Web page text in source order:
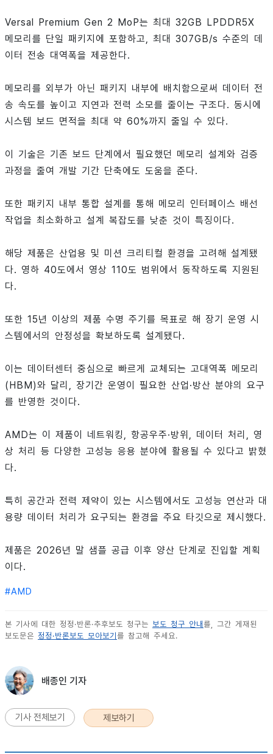
Versal Premium Gen 2 MoP는 최대 32GB LPDDR5X
메모리를 단일 패키지에 포함하고, 최대 307GB/s 수준의 데
이터 전송 대역폭을 제공한다.
메모리를 외부가 아닌 패키지 내부에 배치함으로써 데이터 전
송 속도를 높이고 지연과 전력 소모를 줄이는 구조다. 동시에
시스템 보드 면적을 최대 약 60%까지 줄일 수 있다.
이 기술은 기존 보드 단계에서 필요했던 메모리 설계와 검증
과정을 줄여 개발 기간 단축에도 도움을 준다.
또한 패키지 내부 통합 설계를 통해 메모리 인터페이스 배선
작업을 최소화하고 설계 복잡도를 낮춘 것이 특징이다.
해당 제품은 산업용 및 미션 크리티컬 환경을 고려해 설계됐
다. 영하 40도에서 영상 110도 범위에서 동작하도록 지원된
다.
또한 15년 이상의 제품 수명 주기를 목표로 해 장기 운영 시
스템에서의 안정성을 확보하도록 설계됐다.
이는 데이터센터 중심으로 빠르게 교체되는 고대역폭 메모리
(HBM)와 달리, 장기간 운영이 필요한 산업·방산 분야의 요구
를 반영한 것이다.
AMD는 이 제품이 네트워킹, 항공우주·방위, 데이터 처리, 영
상 처리 등 다양한 고성능 응용 분야에 활용될 수 있다고 밝혔
다.
특히 공간과 전력 제약이 있는 시스템에서도 고성능 연산과 대
용량 데이터 처리가 요구되는 환경을 주요 타깃으로 제시했다.
제품은 2026년 말 샘플 공급 이후 양산 단계로 진입할 계획
이다.
#AMD
본 기사에 대한 정정·반론·추후보도 청구는 보도 청구 안내 를, 그간 게재된
보도문은 정정·반론보도 모아보기 를 참고해 주세요.
배종인 기자
기사 전체보기 제보하기